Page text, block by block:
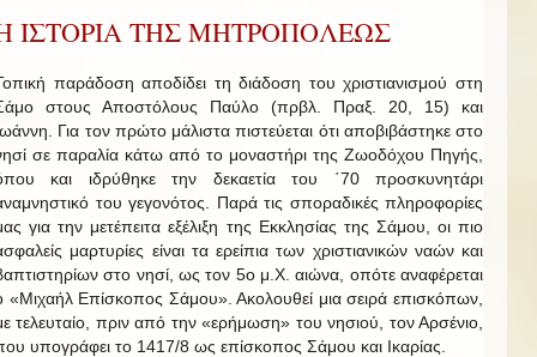
ΙΣΤΟΡΙΑ ΤΗΣ ΜΗΤΡΟΠΟΛΕΩΣ
παράδοση αποδίδει τη διάδοση του χριστιανισμού στη
στους Αποστόλους Παύλο (πρβλ. Πραξ. 20, 15) και
Για τον πρώτο μάλιστα πιστεύεται ότι αποβιβάστηκε στο
σε παραλία κάτω από το μοναστήρι της Ζωοδόχου Πηγής,
και ιδρύθηκε την δεκαετία του ΄70 προσκυνητάρι
του γεγονότος. Παρά τις σποραδικές πληροφορίες
για την μετέπειτα εξέλιξη της Εκκλησίας της Σάμου, οι πιο
μαρτυρίες είναι τα ερείπια των χριστιανικών ναών και
στο νησί, ως τον 5ο μ.Χ. αιώνα, οπότε αναφέρεται
«Μιχαήλ Επίσκοπος Σάμου». Ακολουθεί μια σειρά επισκόπων,
τελευταίο, πριν από την «ερήμωση» του νησιού, τον Αρσένιο,
υπογράφει το 1417/8 ως επίσκοπος Σάμου και Ικαρίας.